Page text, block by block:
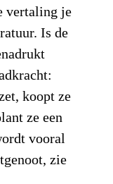
vertaling je
Is de
koopt ze
ze een
vooral
zie